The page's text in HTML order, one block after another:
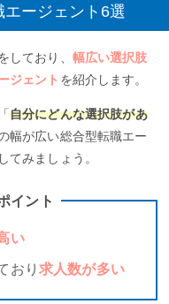
ージェント6選
しており、 幅広い選択肢
ジェント を紹介します。
自分にどんな選択肢があ
幅が広い総合型転職エー
てみましょう。
イント
い
おり 求人数が多い